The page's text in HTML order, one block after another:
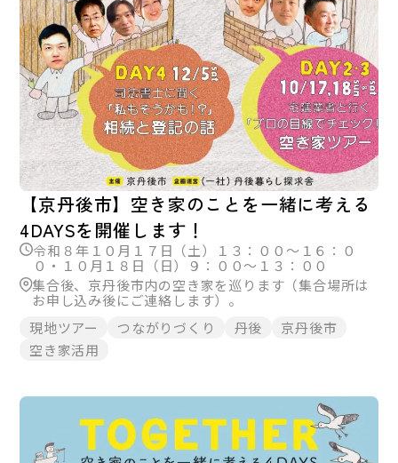
【京丹後市】空き家のことを一緒に考える
4DAYSを開催します！
令和８年１０月１７日（土）１３：００～１６：０
０・１０月１８日（日）９：００～１３：００
集合後、京丹後市内の空き家を巡ります（集合場所は
お申し込み後にご連絡します）。
現地ツアー
つながりづくり 丹後
京丹後市
空き家活用